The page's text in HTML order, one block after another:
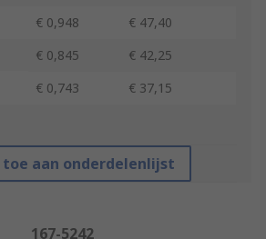
€ 0,948
€ 47,40
€ 0,845
€ 42,25
€ 0,743 € 37,15
toe aan onderdelenlijst
167-5242